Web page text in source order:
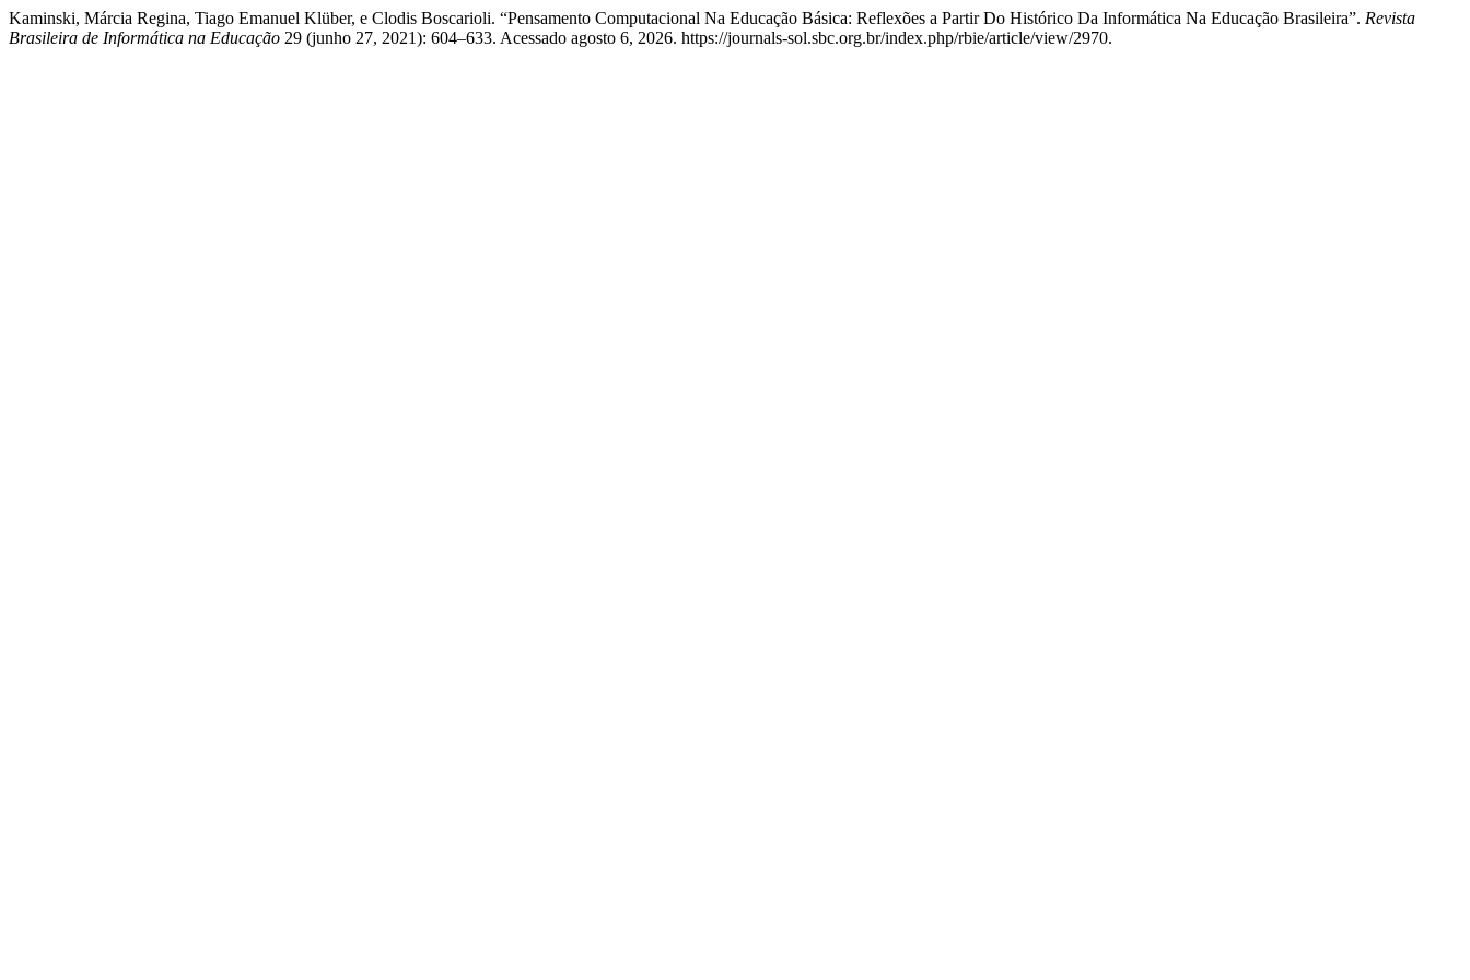
Kaminski, Márcia Regina, Tiago Emanuel Klüber, e Clodis Boscarioli. “Pensamento Computacional Na Educação Básica: Reflexões a Partir Do Histórico Da Informática Na Educação Brasileira”. Revista
Brasileira de Informática na Educação 29 (junho 27, 2021): 604–633. Acessado agosto 6, 2026. https://journals-sol.sbc.org.br/index.php/rbie/article/view/2970.